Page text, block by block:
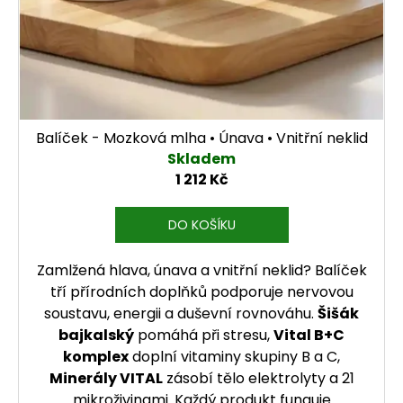
Balíček - Mozková mlha • Únava • Vnitřní neklid
Skladem
1 212 Kč
DO KOŠÍKU
Zamlžená hlava, únava a vnitřní neklid? Balíček
tří přírodních doplňků podporuje nervovou
soustavu, energii a duševní rovnováhu. Šišák
bajkalský pomáhá při stresu,Vital B+C
komplexdoplní vitaminy skupiny B a C,
Minerály VITALzásobí tělo elektrolyty a 21